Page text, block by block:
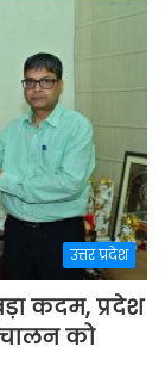
उत्तर प्रदेश
कदम, प्रदेश
को